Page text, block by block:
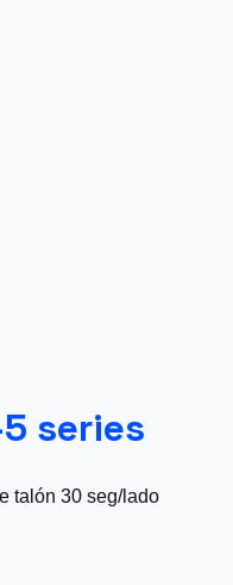
series
talón 30 seg/lado